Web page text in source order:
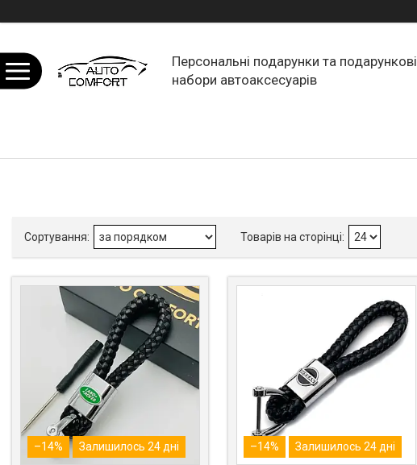
Персональні подарунки та подарункові
набори автоаксесуарів
–14% Залишилось 24 дні –14% Залишилось 24 дні